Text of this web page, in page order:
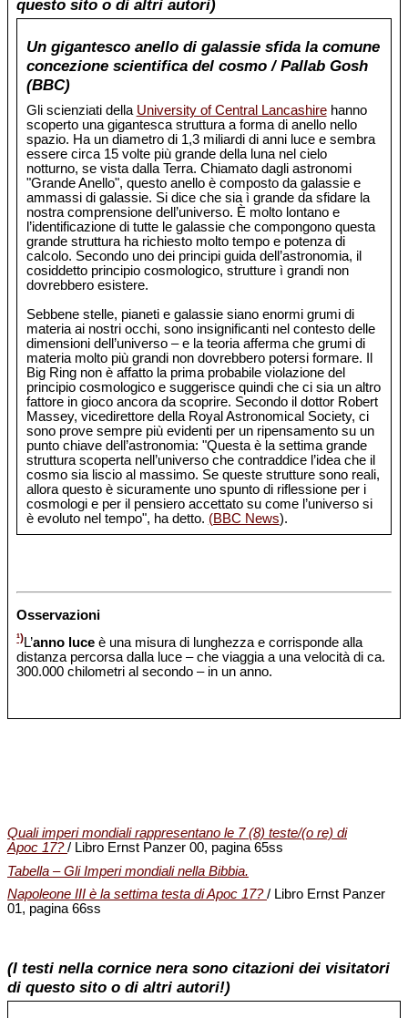
questo sito o di altri autori)
Un gigantesco anello di galassie sfida la comune
concezione scientifica del cosmo / Pallab Gosh
(BBC)
Gli scienziati della University of Central Lancashirehanno
scoperto una gigantesca struttura a forma di anello nello
spazio. Ha un diametro di 1,3 miliardi di anni luce e sembra
essere circa 15 volte più grande della luna nel cielo
notturno, se vista dalla Terra. Chiamato dagli astronomi
"Grande Anello", questo anello è composto da galassie e
ammassi di galassie. Si dice che sia ì grande da sfidare la
nostra comprensione dell’universo. È molto lontano e
l’identificazione di tutte le galassie che compongono questa
grande struttura ha richiesto molto tempo e potenza di
calcolo. Secondo uno dei principi guida dell’astronomia, il
cosiddetto principio cosmologico, strutture ì grandi non
dovrebbero esistere.
Sebbene stelle, pianeti e galassie siano enormi grumi di
materia ai nostri occhi, sono insignificanti nel contesto delle
dimensioni dell’universo – e la teoria afferma che grumi di
materia molto più grandi non dovrebbero potersi formare. Il
Big Ring non è affatto la prima probabile violazione del
principio cosmologico e suggerisce quindi che ci sia un altro
fattore in gioco ancora da scoprire. Secondo il dottor Robert
Massey, vicedirettore della Royal Astronomical Society, ci
sono prove sempre più evidenti per un ripensamento su un
punto chiave dell’astronomia: "Questa è la settima grande
struttura scoperta nell’universo che contraddice l’idea che il
cosmo sia liscio al massimo. Se queste strutture sono reali,
allora questo è sicuramente uno spunto di riflessione per i
cosmologi e per il pensiero accettato su come l’universo si
è evoluto nel tempo", ha detto. (BBC News).
Osservazioni
¹)L’anno luce è una misura di lunghezza e corrisponde alla
distanza percorsa dalla luce – che viaggia a una velocità di ca.
300.000 chilometri al secondo – in un anno.
Quali imperi mondiali rappresentano le 7 (8) teste/(o re) di
Apoc 17?/ Libro Ernst Panzer 00, pagina 65ss
Tabella – Gli Imperi mondiali nella Bibbia.
Napoleone III è la settima testa di Apoc 17?/ Libro Ernst Panzer
01, pagina 66ss
(I testi nella cornice nera sono citazioni dei visitatori
di questo sito o di altri autori!)